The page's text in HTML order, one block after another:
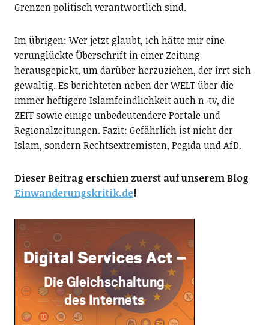
Grenzen politisch verantwortlich sind.
Im übrigen: Wer jetzt glaubt, ich hätte mir eine
verunglückte Überschrift in einer Zeitung
herausgepickt, um darüber herzuziehen, der irrt sich
gewaltig. Es berichteten neben der WELT über die
immer heftigere Islamfeindlichkeit auch n-tv, die
ZEIT sowie einige unbedeutendere Portale und
Regionalzeitungen. Fazit: Gefährlich ist nicht der
Islam, sondern Rechtsextremisten, Pegida und AfD.
Dieser Beitrag erschien zuerst auf unserem Blog
Einwanderungskritik.de!